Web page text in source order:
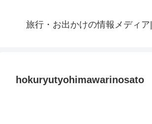
旅行・お出かけの情報メディ
hokuryutyohimawarinosato